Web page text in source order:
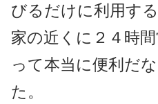
びるだけに利用す
家の近くに２４時
って本当に便利だ
た。